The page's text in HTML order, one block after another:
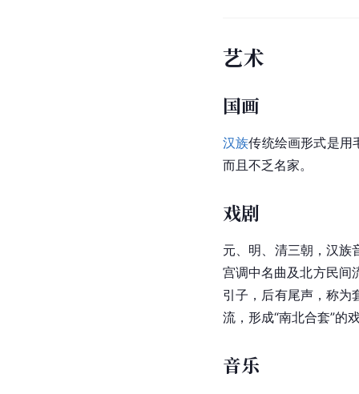
艺术
国画
汉族传统绘画形式是用
而且不乏名家。
戏剧
元、明、清三朝，汉族
宫调中名曲及北方民间
引子，后有尾声，称为
流，形成“南北合套”的
音乐